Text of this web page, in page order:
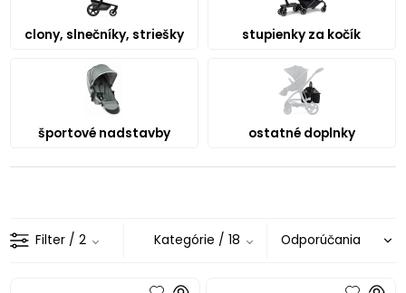
clony, slnečníky, striešky stupienky za kočík
športové nadstavby ostatné doplnky
Filter / 2 Kategórie / 18